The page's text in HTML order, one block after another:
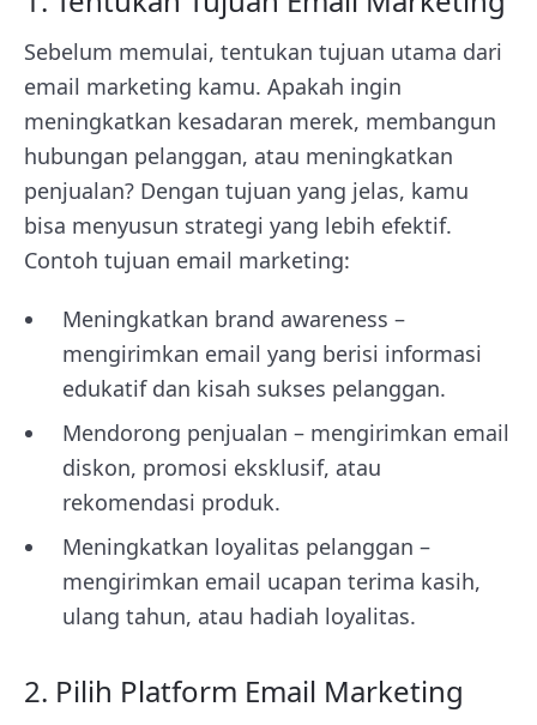
Sebelum memulai, tentukan tujuan utama dari
email marketing kamu. Apakah ingin
meningkatkan kesadaran merek, membangun
hubungan pelanggan, atau meningkatkan
penjualan? Dengan tujuan yang jelas, kamu
bisa menyusun strategi yang lebih efektif.
Contoh tujuan email marketing:
Meningkatkan brand awareness –
mengirimkan email yang berisi informasi
edukatif dan kisah sukses pelanggan.
Mendorong penjualan – mengirimkan email
diskon, promosi eksklusif, atau
rekomendasi produk.
Meningkatkan loyalitas pelanggan –
mengirimkan email ucapan terima kasih,
ulang tahun, atau hadiah loyalitas.
2. Pilih Platform Email Marketing